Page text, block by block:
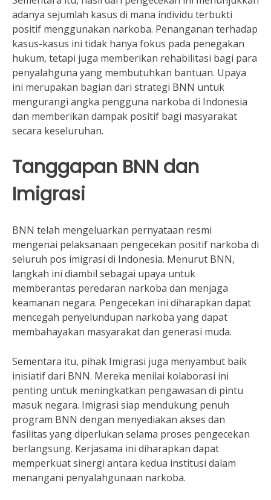
adanya sejumlah kasus di mana individu terbukti
positif menggunakan narkoba. Penanganan terhadap
kasus-kasus ini tidak hanya fokus pada penegakan
hukum, tetapi juga memberikan rehabilitasi bagi para
penyalahguna yang membutuhkan bantuan. Upaya
ini merupakan bagian dari strategi BNN untuk
mengurangi angka pengguna narkoba di Indonesia
dan memberikan dampak positif bagi masyarakat
secara keseluruhan.
Tanggapan BNN dan
Imigrasi
BNN telah mengeluarkan pernyataan resmi
mengenai pelaksanaan pengecekan positif narkoba di
seluruh pos imigrasi di Indonesia. Menurut BNN,
langkah ini diambil sebagai upaya untuk
memberantas peredaran narkoba dan menjaga
keamanan negara. Pengecekan ini diharapkan dapat
mencegah penyelundupan narkoba yang dapat
membahayakan masyarakat dan generasi muda.
Sementara itu, pihak Imigrasi juga menyambut baik
inisiatif dari BNN. Mereka menilai kolaborasi ini
penting untuk meningkatkan pengawasan di pintu
masuk negara. Imigrasi siap mendukung penuh
program BNN dengan menyediakan akses dan
fasilitas yang diperlukan selama proses pengecekan
berlangsung. Kerjasama ini diharapkan dapat
memperkuat sinergi antara kedua institusi dalam
menangani penyalahgunaan narkoba.